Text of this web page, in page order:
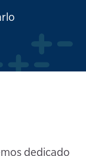
dedicado